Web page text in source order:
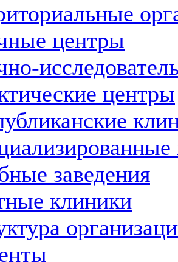
центры
центры
заведения
клиники